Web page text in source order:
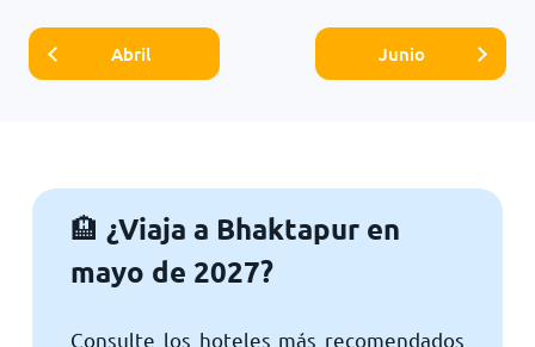
Abril Junio
🏨 ¿Viaja a Bhaktapur en
mayo de 2027?
Consulte los hoteles más recomendados